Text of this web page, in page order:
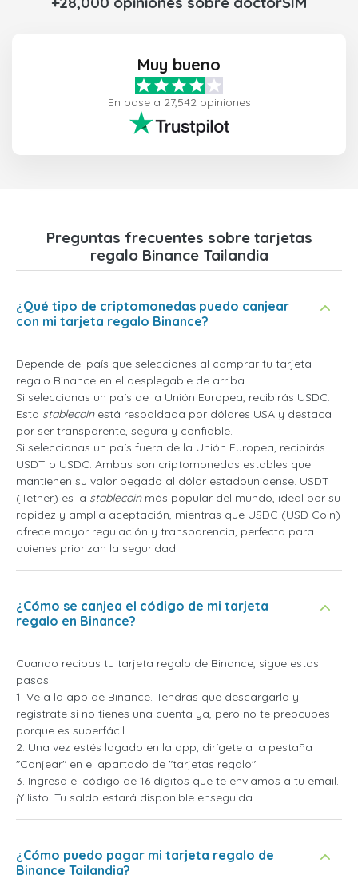
Muy bueno
En base a 27,542 opiniones
Preguntas frecuentes sobre tarjetas
regalo Binance Tailandia
¿Qué tipo de criptomonedas puedo canjear
con mi tarjeta regalo Binance?
Depende del país que selecciones al comprar tu tarjeta
regalo Binance en el desplegable de arriba.
Si seleccionas un país de la Unión Europea, recibirás USDC.
Esta stablecoinestá respaldada por dólares USA y destaca
por ser transparente, segura y confiable.
Si seleccionas un país fuera de la Unión Europea, recibirás
USDT o USDC. Ambas son criptomonedas estables que
mantienen su valor pegado al dólar estadounidense. USDT
(Tether) es la stablecoinmás popular del mundo, ideal por su
rapidez y amplia aceptación, mientras que USDC (USD Coin)
ofrece mayor regulación y transparencia, perfecta para
quienes priorizan la seguridad.
¿Cómo se canjea el código de mi tarjeta
regalo en Binance?
Cuando recibas tu tarjeta regalo de Binance, sigue estos
pasos:
1. Ve a la app de Binance. Tendrás que descargarla y
registrate si no tienes una cuenta ya, pero no te preocupes
porque es superfácil.
2. Una vez estés logado en la app, dirígete a la pestaña
"Canjear" en el apartado de "tarjetas regalo".
3. Ingresa el código de 16 dígitos que te enviamos a tu email.
¡Y listo! Tu saldo estará disponible enseguida.
¿Cómo puedo pagar mi tarjeta regalo de
Binance Tailandia?